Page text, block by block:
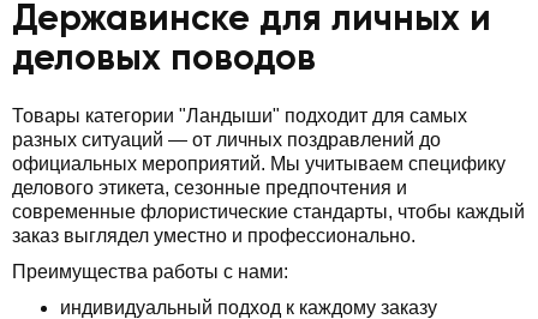
Державинске для личных и
деловых поводов
Товары категории "Ландыши" подходит для самых
разных ситуаций — от личных поздравлений до
официальных мероприятий. Мы учитываем специфику
делового этикета, сезонные предпочтения и
современные флористические стандарты, чтобы каждый
заказ выглядел уместно и профессионально.
Преимущества работы с нами:
индивидуальный подход к каждому заказу